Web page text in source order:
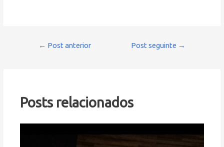
← Post anterior Post seguinte →
Posts relacionados